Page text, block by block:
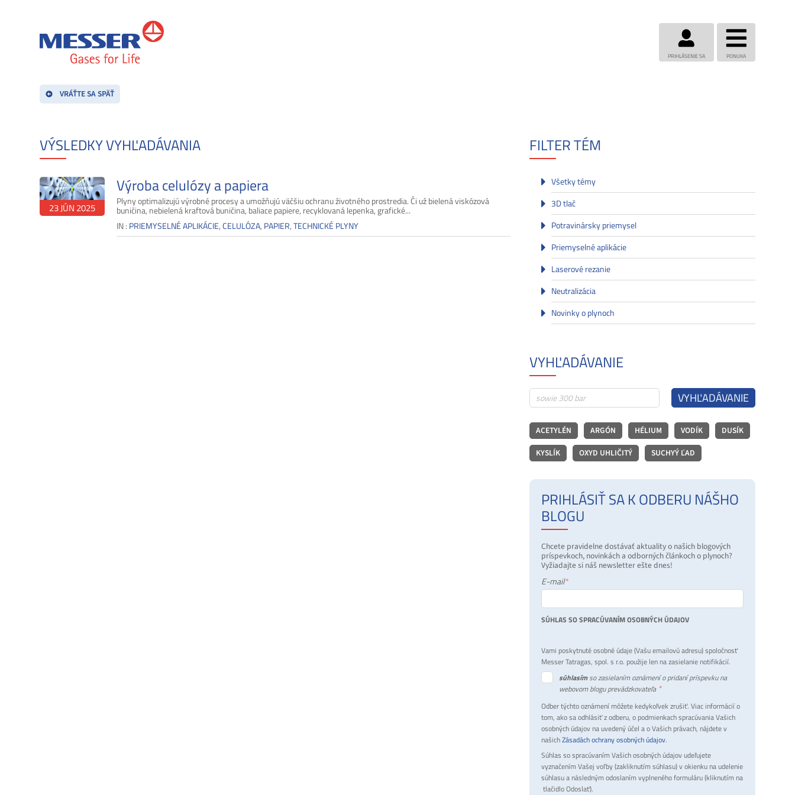
PRIHLÁSENIE SA PONUKA
VRÁŤTE SA SPÄŤ
VÝSLEDKY VYHĽADÁVANIA
23 JÚN 2025
Výroba celulózy a papiera
Plyny optimalizujú výrobné procesy a umožňujú väčšiu ochranu životného prostredia. Či už bielená viskózová
buničina, nebielená kraftová buničina, baliace papiere, recyklovaná lepenka, grafické...
IN : PRIEMYSELNÉ APLIKÁCIE,CELULÓZA, PAPIER,TECHNICKÉ PLYNY
FILTER TÉM
Všetky témy
3D tlač
Potravinársky priemysel
Priemyselné aplikácie
Laserové rezanie
Neutralizácia
Novinky o plynoch
VYHĽADÁVANIE
VYHĽADÁVANIE
ACETYLÉN ARGÓN HÉLIUM VODÍK
DUSÍK
KYSLÍK
OXYD UHLIČITÝ SUCHYÝ ĽAD
PRIHLÁSIŤ SA K ODBERU NÁŠHO
BLOGU
Chcete pravidelne dostávať aktuality o našich blogových
príspevkoch, novinkách a odborných článkoch o plynoch?
Vyžiadajte si náš newsletter ešte dnes!
E-mail*
SÚHLAS SO SPRACÚVANÍM OSOBNÝCH ÚDAJOV
Vami poskytnuté osobné údaje (Vašu emailovú adresu) spoločnosť
Messer Tatragas, spol. s r.o. použije len na zasielanie notifikácií.
súhlasímso zasielaním oznámení o pridaní príspevku na
webovom blogu prevádzkovateľa *
Odber týchto oznámení môžete kedykoľvek zrušiť. Viac informácií o
tom, ako sa odhlásiť z odberu, o podmienkach spracúvania Vašich
osobných údajov na uvedený účel a o Vašich právach, nájdete v
našichZásadách ochrany osobných údajov.
Súhlas so spracúvaním Vašich osobných údajov udeľujete
vyznačením Vašej voľby (zakliknutím súhlasu) v okienku na udelenie
súhlasu a následným odoslaním vyplneného formuláru (kliknutím na
tlačidlo Odoslať).